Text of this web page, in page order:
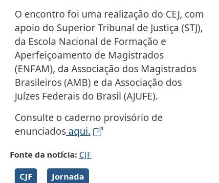
O encontro foi uma realização do CEJ, com
apoio do Superior Tribunal de Justiça (STJ),
da Escola Nacional de Formação e
Aperfeiçoamento de Magistrados
(ENFAM), da Associação dos Magistrados
Brasileiros (AMB) e da Associação dos
Juízes Federais do Brasil (AJUFE).
Consulte o caderno provisório de
enunciados aqui.
Fonte da notícia CJF
CJF
Jornada